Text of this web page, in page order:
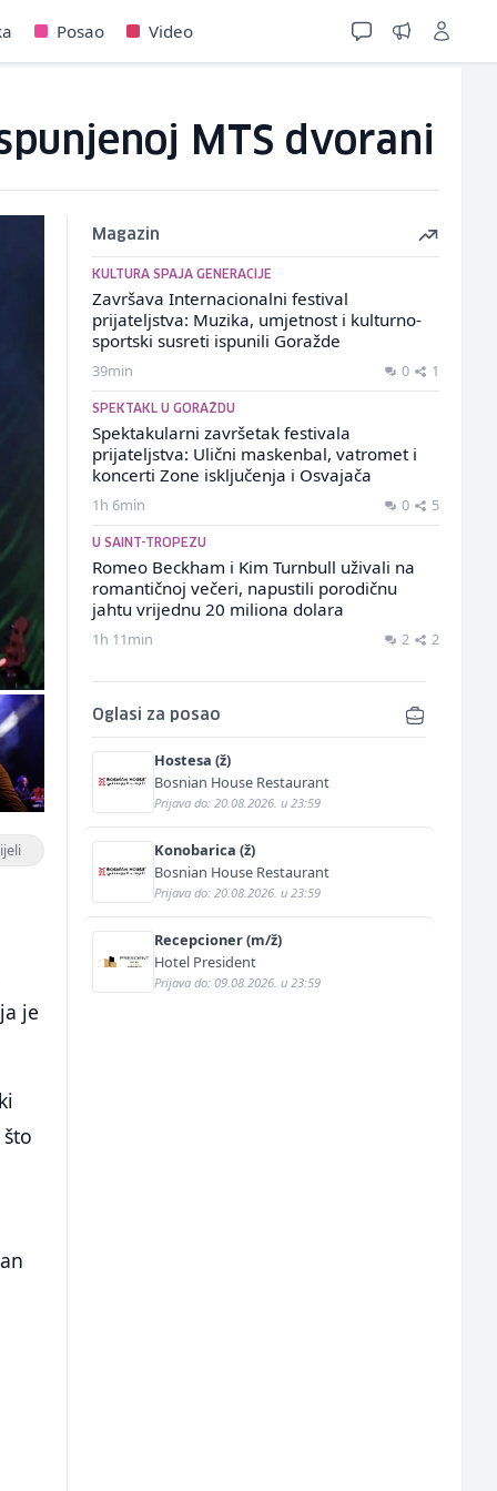
Posao Video
MTS dvorani
je
Magazin
KULTURA SPAJA GENERACIJE
Završava Internacionalni festival
prijateljstva: Muzika, umjetnost i kulturno-
sportski susreti ispunili Goražde
39min 0 1
SPEKTAKL U GORAŽDU
Spektakularni završetak festivala
prijateljstva: Ulični maskenbal, vatromet i
koncerti Zone isključenja i Osvajača
1h 6min 0 5
U SAINT-TROPEZU
Romeo Beckham i Kim Turnbull uživali na
romantičnoj večeri, napustili porodičnu
jahtu vrijednu 20 miliona dolara
1h 11min 2 2
Oglasi za posao
Hostesa (ž)
Bosnian House Restaurant
Prijava do: 20.08.2026. u 23:59
Konobarica (ž)
Bosnian House Restaurant
Prijava do: 20.08.2026. u 23:59
Recepcioner (m/ž)
Hotel President
Prijava do: 09.08.2026. u 23:59